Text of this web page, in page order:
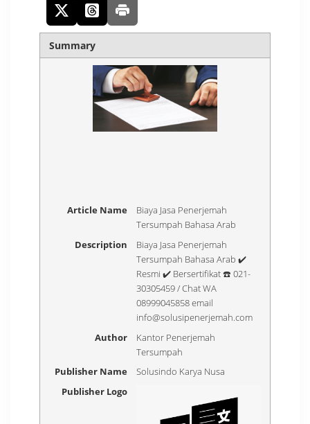
Summary
Article Name
Biaya Jasa Penerjemah
Tersumpah Bahasa Arab
Description
Biaya Jasa Penerjemah
Tersumpah Bahasa Arab ✔️
Resmi ✔️ Bersertifikat ☎️ 021-
30305459 / Chat WA
08999045858 email
info@solusipenerjemah.com
Author
Kantor Penerjemah
Tersumpah
Publisher Name
Solusindo Karya Nusa
Publisher Logo